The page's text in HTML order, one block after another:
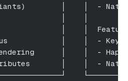
│    │  -
│    │
│    │  -
│    │  -
│    │  -